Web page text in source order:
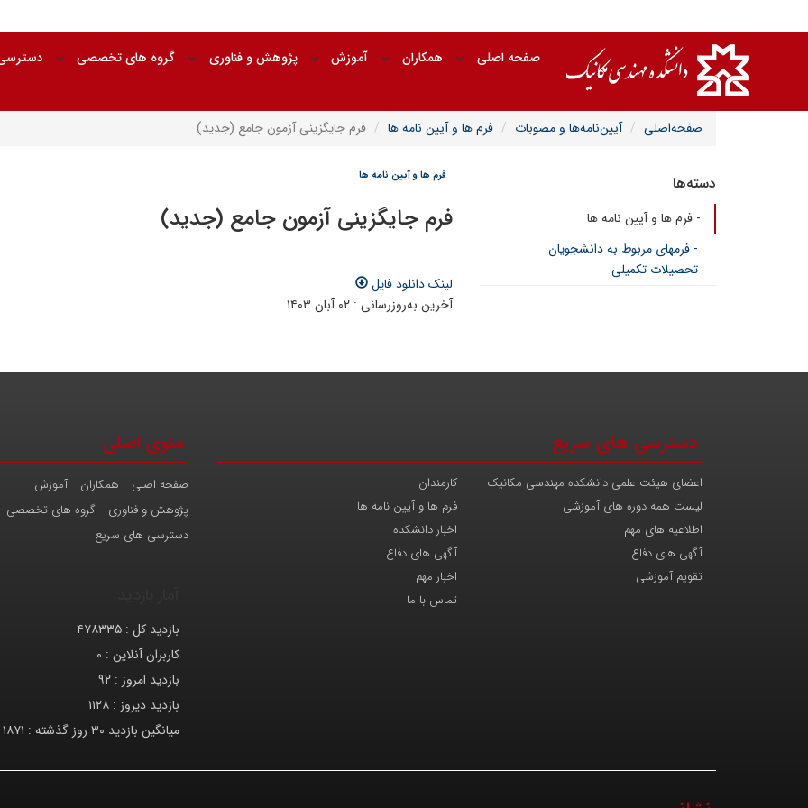
صفحه اصلی همکاران آموزش پژوهش و فناوری گروه های تخصصی
صفحه‌اصلی آیین‌نامه‌ها و مصوبات فرم ها و آیین نامه ها فرم جایگزینی آزمون جامع (جدید)
فرم ها و آیین نامه ها
فرم جایگزینی آزمون جامع (جدید)
لینک دانلود فایل
آخرین به‌روزرسانی : ۰۲ آبان ۱۴۰۳
دسته‌ها
- فرم ها و آیین نامه ها
- فرمهای مربوط به دانشجویان
تحصیلات تکمیلی
دسترسی های سریع
کارمندان
اعضای هیئت علمی دانشکده مهندسی مکانیک
فرم ها و آیین نامه ها
لیست همه دوره های آموزشی
اخبار دانشکده
اطلاعیه های مهم
آگهی های دفاع
آگهی های دفاع
اخبار مهم
تقویم آموزشی
تماس با ما
منوی اصلی
صفحه اصلی همکاران
آموزش
پژوهش و فناوری
گروه های تخصصی
دسترسی های سریع
بازدید کل : ۴۷۸۳۳۵
کاربران آنلاین : ۰
بازدید امروز : ۹۲
بازدید دیروز : ۱۱۲۸
میانگین بازدید ۳۰ روز گذشته :
۱۸۷۱